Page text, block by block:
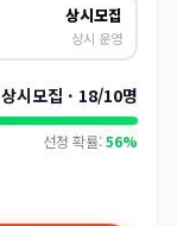
상시모집
상시 운영
상시모집 · 18/10명
선정 확률:56%